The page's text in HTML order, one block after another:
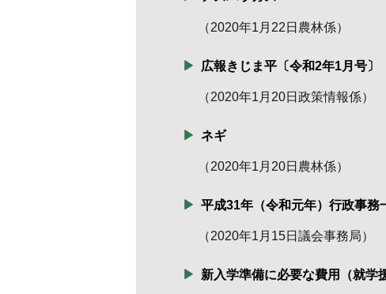
（2020年1月22日 農林係）
広報きじま平〔令和2年1月号〕
（2020年1月20日 政策情報係）
ネギ
（2020年1月20日 農林係）
平成31年（令和元年）行政事
（2020年1月15日 議会事務局）
新入学準備に必要な費用（就学